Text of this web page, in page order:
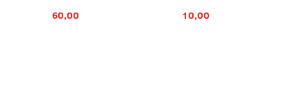
60,00
10,00